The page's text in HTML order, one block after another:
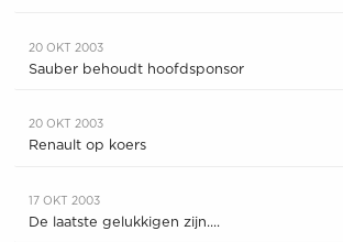
20 OKT 2003
Sauber behoudt hoofdsponsor
20 OKT 2003
Renault op koers
17 OKT 2003
De laatste gelukkigen zijn....